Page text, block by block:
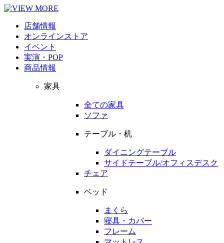
店舗情報
オンラインストア
イベント
実演・POP
商品情報
家具
全ての家具
ソファ
テーブル・机
ダイニングテーブル
サイドテーブル/オフィスデスク
チェア
ベッド
まくら
寝具・カバー
フレーム